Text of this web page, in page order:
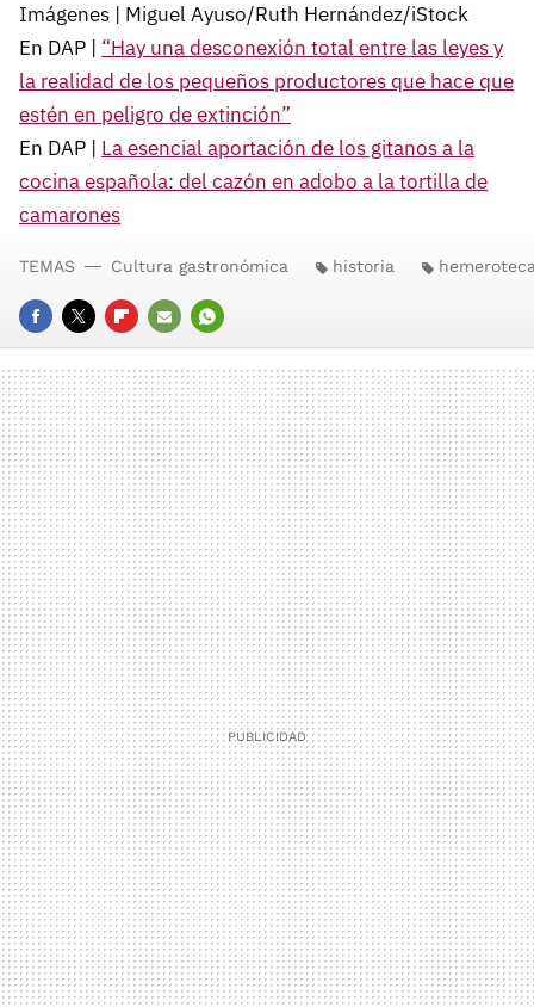
Imágenes | Miguel Ayuso/Ruth Hernández/iStock
En DAP | “Hay una desconexión total entre las leyes y
la realidad de los pequeños productores que hace que
estén en peligro de extinción”
En DAP | La esencial aportación de los gitanos a la
cocina española: del cazón en adobo a la tortilla de
camarones
FACEBOOK
TWITTERFLIPBOARD
E-
MAIL
WHATSAPP
TEMAS Cultura gastronómica historia